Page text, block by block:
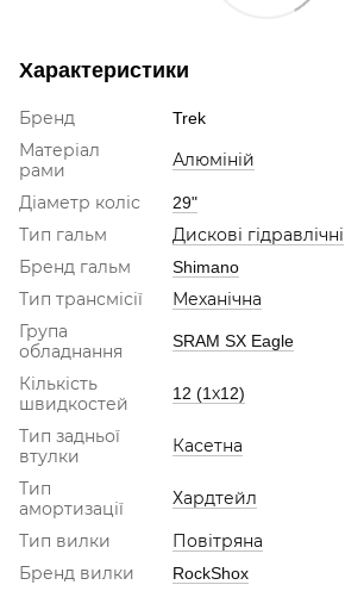
Характеристики
Бренд
Trek
Матеріал
рами
Алюміній
Діаметр коліс
29"
Тип гальм
Дискові гідравлічні
Бренд гальм
Shimano
Тип трансмісії
Механічна
Група
обладнання
SRAM SX Eagle
Кількість
швидкостей
12 (1х12)
Тип задньої
втулки
Касетна
Тип
амортизації
Хардтейл
Тип вилки
Повітряна
Бренд вилки
RockShox